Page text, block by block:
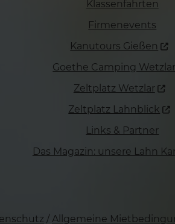
Klassenfahrten
Firmenevents
Kanutours Gießen
Goethe Camping Wetzlar
Zeltplatz Wetzlar
Zeltplatz Lahnblick
Links & Partner
Das Magazin: unsere Lahn
/ Allgemeine